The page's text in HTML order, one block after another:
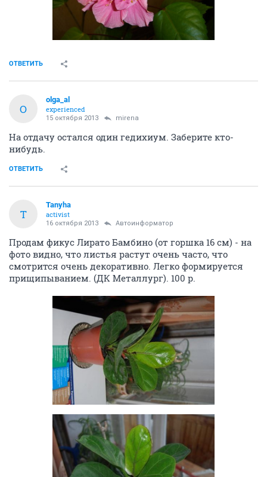
ОТВЕТИТЬ
O
olga_al
experienced
15 октября 2013 mirena
На отдачу остался один гедихиум. Заберите кто-
нибудь.
ОТВЕТИТЬ
T
Tanyha
activist
16 октября 2013 Автоинформатор
Продам фикус Лирато Бамбино (от горшка 16 см) - на
фото видно, что листья растут очень часто, что
смотрится очень декоративно. Легко формируется
прищипыванием. (ДК Металлург). 100 р.